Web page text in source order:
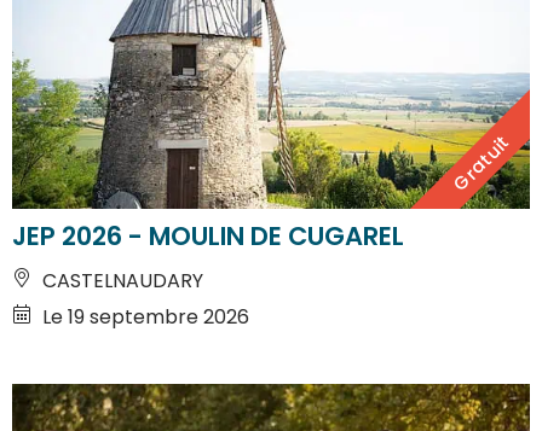
Gratuit
JEP 2026 - MOULIN DE CUGAREL
CASTELNAUDARY
Le 19 septembre 2026